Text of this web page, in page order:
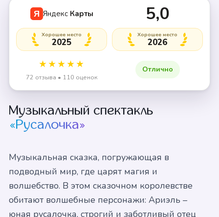
Я Яндекс Карты 5,0
★★★★★
72 отзыва • 110 оценок
Хорошее место
2025
Хорошее место
2026
Отлично
Музыкальный спектакль
«Русалочка»
Музыкальная сказка, погружающая в
подводный мир, где царят магия и
волшебство. В этом сказочном королевстве
обитают волшебные персонажи: Ариэль –
юная русалочка, строгий и заботливый отец